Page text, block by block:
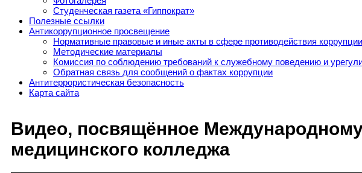
Студенческая газета «Гиппократ»
Полезные ссылки
Антикоррупционное просвещение
Нормативные правовые и иные акты в сфере противодействия коррупции
Методические материалы
Комиссия по соблюдению требований к служебному поведению и
Обратная связь для сообщений о фактах коррупции
Антитеррористическая безопасность
Карта сайта
Видео, посвящённое
медицинского колледжа